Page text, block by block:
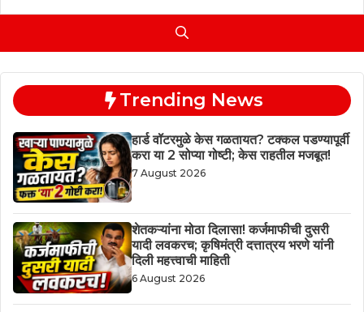
Trending News
हार्ड वॉटरमुळे केस गळतायत? टक्कल पडण्यापूर्वी
करा या 2 सोप्या गोष्टी; केस राहतील मजबूत!
7 August 2026
शेतकऱ्यांना मोठा दिलासा! कर्जमाफीची दुसरी
यादी लवकरच; कृषिमंत्री दत्तात्रय भरणे यांनी
दिली महत्त्वाची माहिती
6 August 2026